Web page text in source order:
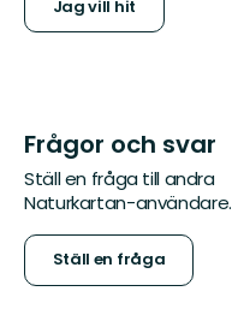
Jag vill hit
Frågor och svar
Ställ en fråga till andra
Naturkartan-användare.
Ställ en fråga